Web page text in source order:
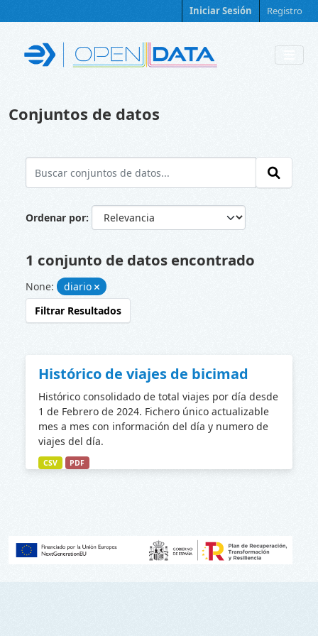
Iniciar Sesión Registro
Conjuntos de datos
Ordenar por
1 conjunto de datos encontrado
None:
diario
Filtrar Resultados
Histórico de viajes de bicimad
Histórico consolidado de total viajes por día desde
1 de Febrero de 2024. Fichero único actualizable
mes a mes con información del día y numero de
viajes del día.
CSV PDF